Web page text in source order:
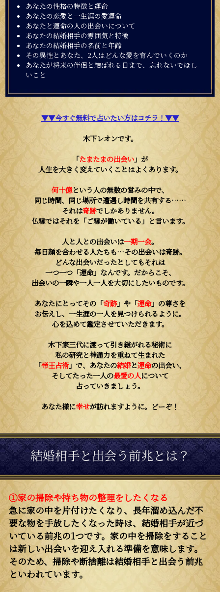
年
あなたの性格の特徴と運命
あなたの恋愛と一生涯の愛運命
あなたと運命の人の出会いについて
あなたの結婚相手の雰囲気と特徴
あなたの結婚相手の名前と年齢
その異性とあなた、2人はどんな愛を育んでいくのか
あなたが将来の伴侶と結ばれる日まで、忘れないでほし
いこと
▼▼今すぐ無料で占いたい方はコチラ！▼▼
木下レオンです。
「たまたまの出会い」が
人生を大きく変えていくことはよくあります。
何十億という人の無数の営みの中で、
同じ時間、同じ場所で遭遇し時間を共有する……
それは奇跡でしかありません。
仏縁ではそれを「ご縁が働いている」と言います。
人と人との出会いは一期一会。
毎日顔を合わせる人たちも…その出会いは奇跡。
どんな出会いだったとしてもそれは
一つ一つ「運命」なんです。だからこそ、
出会いの一瞬や一人一人を大切にしたいものです。
あなたにとってその「奇跡」や「運命」の尊さを
お伝えし、一生涯の一人を見つけられるように。
心を込めて鑑定させていただきます。
木下家三代に渡って引き継がれる秘術に
私の研究と神通力を重ねて生まれた
「帝王占術」で、あなたの結婚と運命の出会い、
そしてたった一人の最愛の人について
占っていきましょう。
あなた様に幸せが訪れますように。どーぞ！
結婚相手と出会う前兆とは？
①家の掃除や持ち物の整理をしたくなる
急に家の中を片付けたくなり、長年溜め込んだ不
要な物を手放したくなった時は、結婚相手が近づ
いている前兆の1つです。家の中を掃除をすること
は新しい出会いを迎え入れる準備を意味します。
そのため、掃除や断捨離は結婚相手と出会う前兆
といわれています。